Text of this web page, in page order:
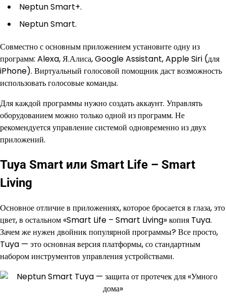
Neptun Smart+.
Neptun Smart.
Совместно с основным приложением установите одну из
программ: Alexa, Я.Алиса, Google Assistant, Apple Siri (для
iPhone). Виртуальный голосовой помощник даст возможность
использовать голосовые команды.
Для каждой программы нужно создать аккаунт. Управлять
оборудованием можно только одной из программ. Не
рекомендуется управление системой одновременно из двух
приложений.
Tuya Smart или Smart Life – Smart
Living
Основное отличие в приложениях, которое бросается в глаза, это
цвет, в остальном «Smart Life – Smart Living» копия Tuya.
Зачем же нужен двойник популярной программы? Все просто,
Tuya — это основная версия платформы, со стандартным
набором инструментов управления устройствами.